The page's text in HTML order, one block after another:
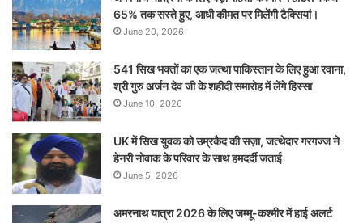
65% तक सस्ते हुए, आधी कीमत पर मिलेंगी टैक्सियां।
June 20, 2026
541 सिख भक्तों का एक जत्था पाकिस्तान के लिए हुआ रवाना,
श्री गुरु अर्जन देव जी के शहीदी समारोह में लेंगे हिस्सा
June 10, 2026
UK में सिख युवक को उम्रकैद की सज़ा, जत्थेदार गरगज्ज ने
हेनरी नोवाक के परिवार के साथ हमदर्दी जताई
June 5, 2026
अमरनाथ यात्रा 2026 के लिए जम्मू-कश्मीर में हाई अलर्ट